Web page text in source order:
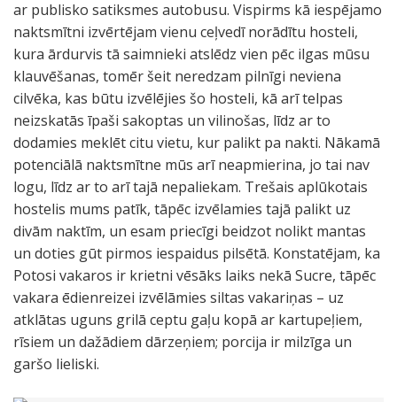
ar publisko satiksmes autobusu. Vispirms kā iespējamo
naktsmītni izvērtējam vienu ceļvedī norādītu hosteli,
kura ārdurvis tā saimnieki atslēdz vien pēc ilgas mūsu
klauvēšanas, tomēr šeit neredzam pilnīgi neviena
cilvēka, kas būtu izvēlējies šo hosteli, kā arī telpas
neizskatās īpaši sakoptas un vilinošas, līdz ar to
dodamies meklēt citu vietu, kur palikt pa nakti. Nākamā
potenciālā naktsmītne mūs arī neapmierina, jo tai nav
logu, līdz ar to arī tajā nepaliekam. Trešais aplūkotais
hostelis mums patīk, tāpēc izvēlamies tajā palikt uz
divām naktīm, un esam priecīgi beidzot nolikt mantas
un doties gūt pirmos iespaidus pilsētā. Konstatējam, ka
Potosi vakaros ir krietni vēsāks laiks nekā Sucre, tāpēc
vakara ēdienreizei izvēlāmies siltas vakariņas – uz
atklātas uguns grilā ceptu gaļu kopā ar kartupeļiem,
rīsiem un dažādiem dārzeņiem; porcija ir milzīga un
garšo lieliski.